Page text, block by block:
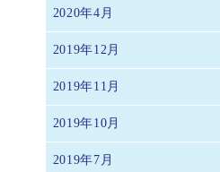
2020年4月
2019年12月
2019年11月
2019年10月
2019年7月